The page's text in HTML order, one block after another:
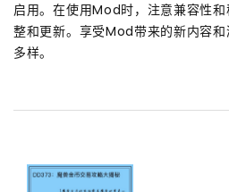
启用。在使用Mod时，注意兼容性
整和更新。享受Mod带来的新内容
多样。